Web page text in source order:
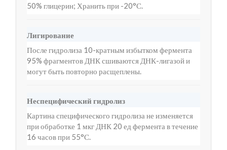
50% глицерин; Хранить при -20°С.
Лигирование
После гидролиза 10-кратным избытком фермента
95% фрагментов ДНК сшиваются ДНК-лигазой и
могут быть повторно расщеплены.
Неспецифический гидролиз
Картина специфического гидролиза не изменяется
при обработке 1 мкг ДНК 20 ед фермента в течение
16 часов при 55°С.